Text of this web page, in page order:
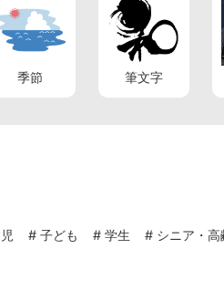
季節 筆文字
# 子ども # 学生 # シニア・高